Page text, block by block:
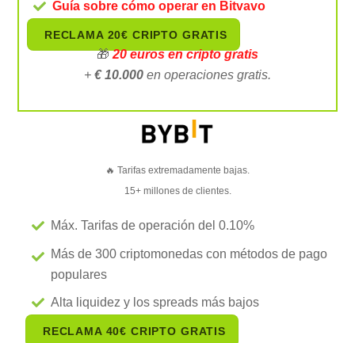
Guía sobre cómo operar en Bitvavo
RECLAMA 20€ CRIPTO GRATIS
🎁20 eurosen cripto gratis
+ € 10.000 en operaciones gratis.
🔥 Tarifas extremadamente bajas.
15+ millones de clientes.
Máx. Tarifas de operación del 0.10%
Más de 300 criptomonedas con métodos de pago
populares
Alta liquidez y los spreads más bajos
RECLAMA 40€ CRIPTO GRATIS